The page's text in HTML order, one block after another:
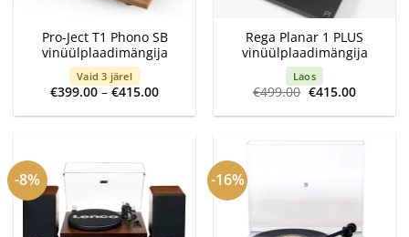
Pro-Ject T1 Phono SB
vinüülplaadimängija
Vaid 3 järel
€399.00 – €415.00Price
€399.00
Rega Planar 1 PLUS
vinüülplaadimängija
Laos
€499.00 Algne
oli:
€415.00Current
is:
-8% -16%